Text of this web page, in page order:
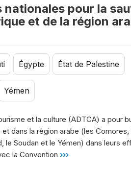
pour la
et de la région
Égypte État de Palestine
Yémen
et la culture (ADTCA) a pour
dans la région arabe (les Comores,
le Soudan et le Yémen) dans leurs
la Convention ›››